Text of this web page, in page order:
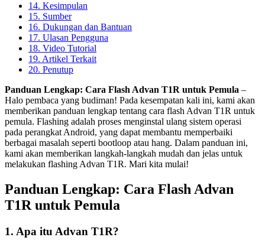
14. Kesimpulan
15. Sumber
16. Dukungan dan Bantuan
17. Ulasan Pengguna
18. Video Tutorial
19. Artikel Terkait
20. Penutup
Panduan Lengkap: Cara Flash Advan T1R untuk Pemula –
Halo pembaca yang budiman! Pada kesempatan kali ini, kami akan
memberikan panduan lengkap tentang cara flash Advan T1R untuk
pemula. Flashing adalah proses menginstal ulang sistem operasi
pada perangkat Android, yang dapat membantu memperbaiki
berbagai masalah seperti bootloop atau hang. Dalam panduan ini,
kami akan memberikan langkah-langkah mudah dan jelas untuk
melakukan flashing Advan T1R. Mari kita mulai!
Panduan Lengkap: Cara Flash Advan
T1R untuk Pemula
1. Apa itu Advan T1R?